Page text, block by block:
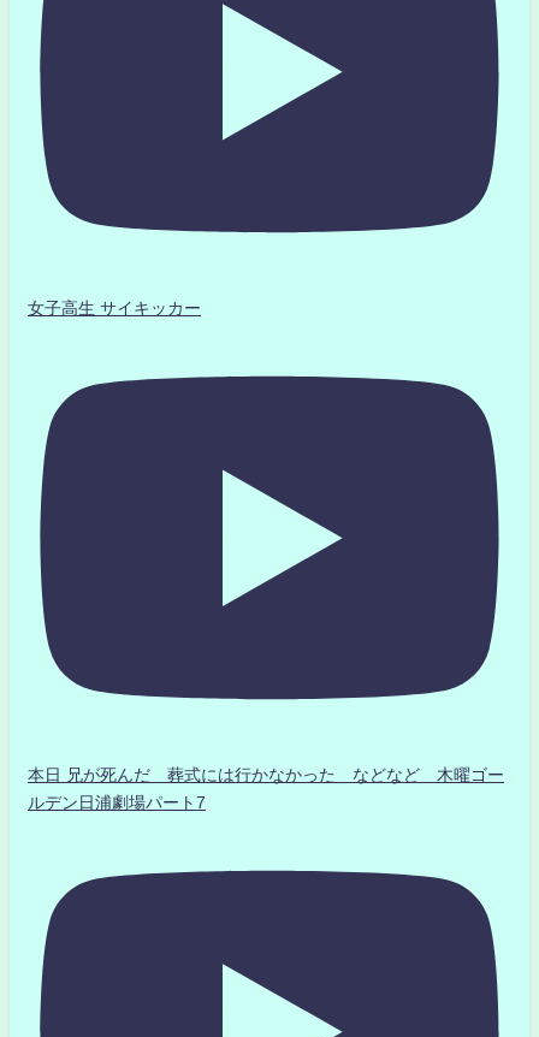
女子高生 サイキッカー
本日 兄が死んだ 葬式には行かなかった などなど 木曜ゴー
ルデン日浦劇場パート7